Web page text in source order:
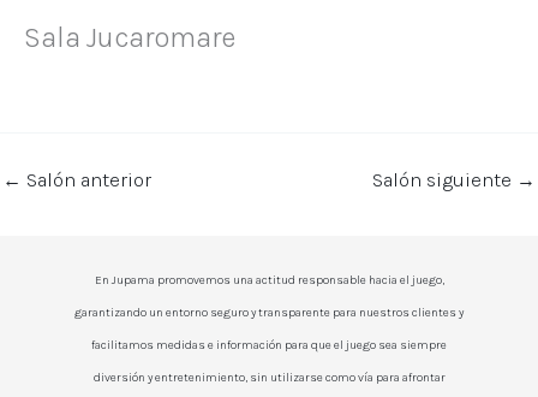
Sala Jucaromare
← Salón anterior Salón siguiente →
En Jupama promovemos una actitud responsable hacia el juego,
garantizando un entorno seguro y transparente para nuestros clientes y
facilitamos medidas e información para que el juego sea siempre
diversión y entretenimiento, sin utilizarse como vía para afrontar